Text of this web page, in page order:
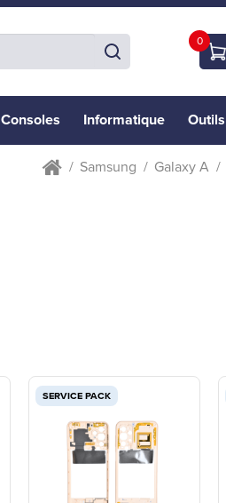
0
Consoles Informatique Outils
Samsung Galaxy A
SERVICE PACK